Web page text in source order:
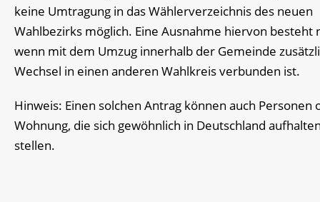
keine Umtragung in das Wählerverzeichnis des neuen
Wahlbezirks möglich. Eine Ausnahme hiervon besteht
wenn mit dem Umzug innerhalb der Gemeinde
Wechsel in einen anderen Wahlkreis verbunden ist.
Hinweis: Einen solchen Antrag können auch Personen
Wohnung, die sich gewöhnlich in Deutschland
stellen.